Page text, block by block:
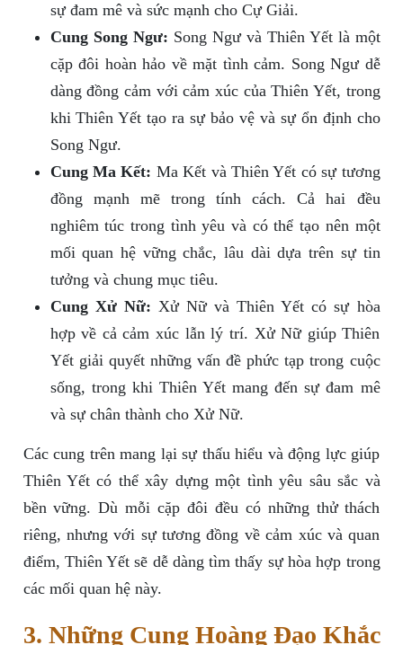
sự đam mê và sức mạnh cho Cự Giải.
Cung Song Ngư: Song Ngư và Thiên Yết là một
cặp đôi hoàn hảo về mặt tình cảm. Song Ngư dễ
dàng đồng cảm với cảm xúc của Thiên Yết, trong
khi Thiên Yết tạo ra sự bảo vệ và sự ổn định cho
Song Ngư.
Cung Ma Kết: Ma Kết và Thiên Yết có sự tương
đồng mạnh mẽ trong tính cách. Cả hai đều
nghiêm túc trong tình yêu và có thể tạo nên một
mối quan hệ vững chắc, lâu dài dựa trên sự tin
tưởng và chung mục tiêu.
Cung Xử Nữ: Xử Nữ và Thiên Yết có sự hòa
hợp về cả cảm xúc lẫn lý trí. Xử Nữ giúp Thiên
Yết giải quyết những vấn đề phức tạp trong cuộc
sống, trong khi Thiên Yết mang đến sự đam mê
và sự chân thành cho Xử Nữ.
Các cung trên mang lại sự thấu hiểu và động lực giúp
Thiên Yết có thể xây dựng một tình yêu sâu sắc và
bền vững. Dù mỗi cặp đôi đều có những thử thách
riêng, nhưng với sự tương đồng về cảm xúc và quan
điểm, Thiên Yết sẽ dễ dàng tìm thấy sự hòa hợp trong
các mối quan hệ này.
3. Những Cung Hoàng Đạo Khắc